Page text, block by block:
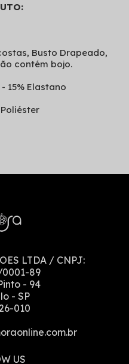
Busto Drapeado,
contém bojo.
15% Elastano
Poliéster
LTDA / CNPJ:
0001-89
- 94
- SP
010